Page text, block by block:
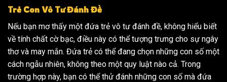
Trẻ Con Vô Tư Đánh Đề
Nếu bạn mơ thấy một đứa trẻ vô tư đánh đề, không hiểu biết
về tính chất cờ bạc, điều này có thể tượng trưng cho sự ngây
thơ và may mắn. Đứa trẻ có thể đang chọn những con số một
cách ngẫu nhiên, không theo một quy luật nào cả. Trong
trường hợp này, bạn có thể thử đánh những con số mà đứa